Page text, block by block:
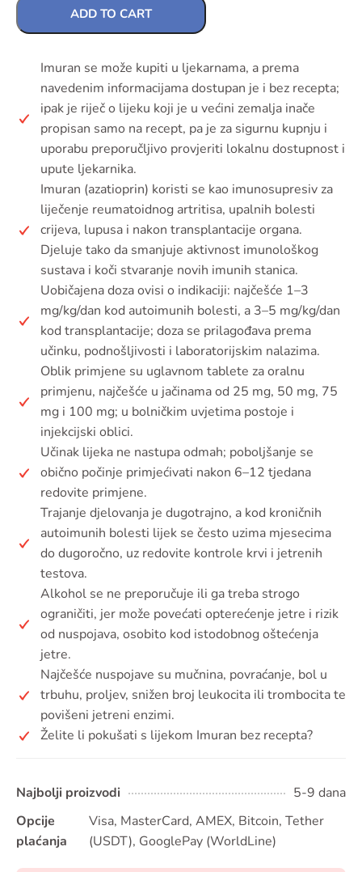
ADD TO CART
Imuran se može kupiti u ljekarnama, a prema
navedenim informacijama dostupan je i bez recepta;
ipak je riječ o lijeku koji je u većini zemalja inače
propisan samo na recept, pa je za sigurnu kupnju i
uporabu preporučljivo provjeriti lokalnu dostupnost i
upute ljekarnika.
Imuran (azatioprin) koristi se kao imunosupresiv za
liječenje reumatoidnog artritisa, upalnih bolesti
crijeva, lupusa i nakon transplantacije organa.
Djeluje tako da smanjuje aktivnost imunološkog
sustava i koči stvaranje novih imunih stanica.
Uobičajena doza ovisi o indikaciji: najčešće 1–3
mg/kg/dan kod autoimunih bolesti, a 3–5 mg/kg/dan
kod transplantacije; doza se prilagođava prema
učinku, podnošljivosti i laboratorijskim nalazima.
Oblik primjene su uglavnom tablete za oralnu
primjenu, najčešće u jačinama od 25 mg, 50 mg, 75
mg i 100 mg; u bolničkim uvjetima postoje i
injekcijski oblici.
Učinak lijeka ne nastupa odmah; poboljšanje se
obično počinje primjećivati nakon 6–12 tjedana
redovite primjene.
Trajanje djelovanja je dugotrajno, a kod kroničnih
autoimunih bolesti lijek se često uzima mjesecima
do dugoročno, uz redovite kontrole krvi i jetrenih
testova.
Alkohol se ne preporučuje ili ga treba strogo
ograničiti, jer može povećati opterećenje jetre i rizik
od nuspojava, osobito kod istodobnog oštećenja
jetre.
Najčešće nuspojave su mučnina, povraćanje, bol u
trbuhu, proljev, snižen broj leukocita ili trombocita te
povišeni jetreni enzimi.
Želite li pokušati s lijekom Imuran bez recepta?
Najbolji proizvodi
5-9 dana
Opcije
plaćanja
Visa, MasterCard, AMEX, Bitcoin, Tether
(USDT), GooglePay (WorldLine)